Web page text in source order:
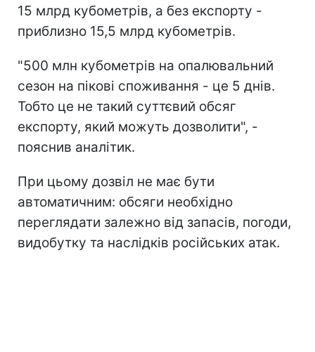
15 млрд кубометрів, а без експорту -
приблизно 15,5 млрд кубометрів.
"500 млн кубометрів на опалювальний
сезон на пікові споживання - це 5 днів.
Тобто це не такий суттєвий обсяг
експорту, який можуть дозволити", -
пояснив аналітик.
При цьому дозвіл не має бути
автоматичним: обсяги необхідно
переглядати залежно від запасів, погоди,
видобутку та наслідків російських атак.